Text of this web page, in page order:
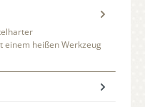
einem heißen Werkzeug